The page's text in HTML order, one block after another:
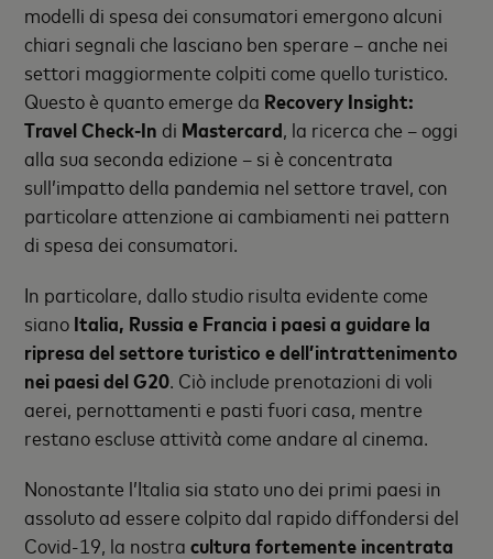
modelli di spesa dei consumatori emergono alcuni
chiari segnali che lasciano ben sperare – anche nei
settori maggiormente colpiti come quello turistico.
Questo è quanto emerge da Recovery Insight:
Travel Check-In di Mastercard, la ricerca che – oggi
alla sua seconda edizione – si è concentrata
sull’impatto della pandemia nel settore travel, con
particolare attenzione ai cambiamenti nei pattern
di spesa dei consumatori.
In particolare, dallo studio risulta evidente come
siano Italia, Russia e Francia i paesi a guidare la
ripresa del settore turistico e dell’intrattenimento
nei paesi del G20. Ciò include prenotazioni di voli
aerei, pernottamenti e pasti fuori casa, mentre
restano escluse attività come andare al cinema.
Nonostante l’Italia sia stato uno dei primi paesi in
assoluto ad essere colpito dal rapido diffondersi del
Covid-19, la nostracultura fortemente incentrata